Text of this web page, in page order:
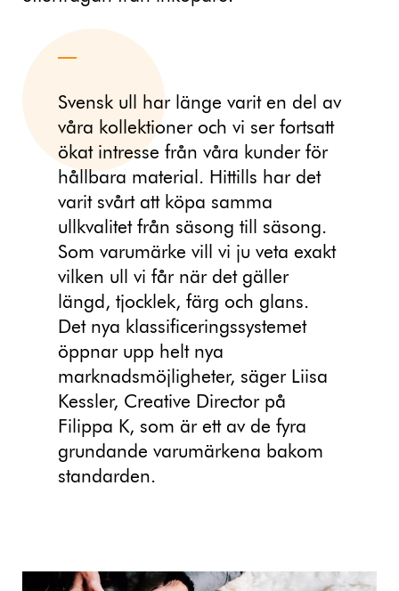
Svensk ull har länge varit en del av
våra kollektioner och vi ser fortsatt
ökat intresse från våra kunder för
hållbara material. Hittills har det
varit svårt att köpa samma
ullkvalitet från säsong till säsong.
Som varumärke vill vi ju veta exakt
vilken ull vi får när det gäller
längd, tjocklek, färg och glans.
Det nya klassificeringssystemet
öppnar upp helt nya
marknadsmöjligheter, säger Liisa
Kessler, Creative Director på
Filippa K, som är ett av de fyra
grundande varumärkena bakom
standarden.